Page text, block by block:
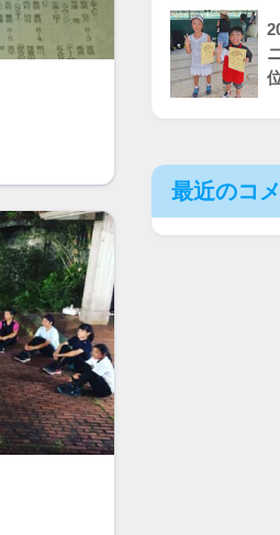
最近のコ